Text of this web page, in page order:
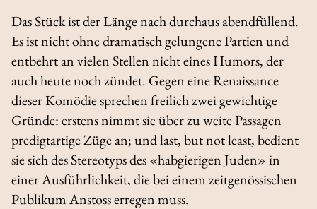
Das Stück ist der Länge nach durchaus abendfüllend.
Es ist nicht ohne dramatisch gelungene Partien und
entbehrt an vielen Stellen nicht eines Humors, der
auch heute noch zündet. Gegen eine Renaissance
dieser Komödie sprechen freilich zwei gewichtige
Gründe: erstens nimmt sie über zu weite Passagen
predigtartige Züge an; undlast, but not least, bedient
sie sich des Stereotyps des «habgierigen Juden» in
einer Ausführlichkeit, die bei einem zeitgenössischen
Publikum Anstoss erregen muss.